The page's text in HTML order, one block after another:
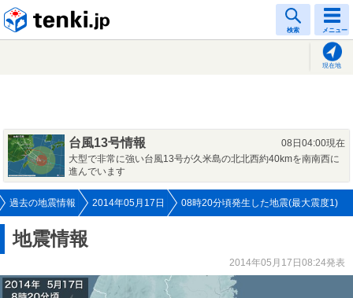
検索 メニュー
現在地
台風13号情報
08日04:00現在
大型で非常に強い台風13号が久米島の北北西約40kmを南南西に
進んでいます
過去の地震情報 2014年05月17日 08時20分頃発生した地震(最大震度1)
地震情報
2014年05月17日08:24発表